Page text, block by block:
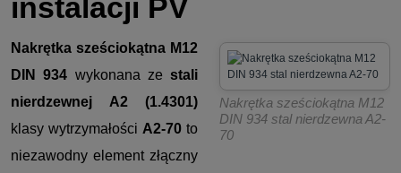
instalacji PV
Nakrętka sześciokątna M12
DIN 934 stal nierdzewna A2-
70
Nakrętka sześciokątna M12
DIN 934 wykonana zestali
nierdzewnej A2 (1.4301)
klasy wytrzymałości A2-70 to
niezawodny element złączny